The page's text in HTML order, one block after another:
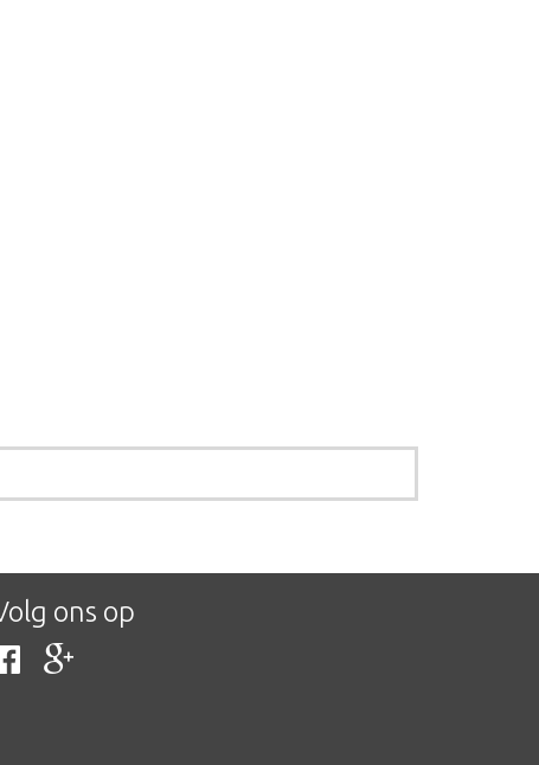
ons op